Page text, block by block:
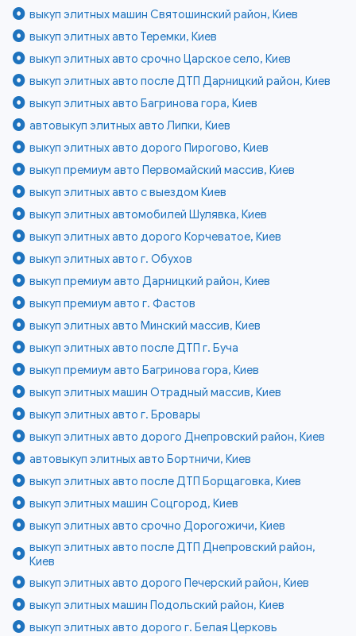
выкуп элитных машин Святошинский район, Киев
выкуп элитных авто Теремки, Киев
выкуп элитных авто срочно Царское село, Киев
выкуп элитных авто после ДТП Дарницкий район, Киев
выкуп элитных авто Багринова гора, Киев
автовыкуп элитных авто Липки, Киев
выкуп элитных авто дорого Пирогово, Киев
выкуп премиум авто Первомайский массив, Киев
выкуп элитных авто с выездом Киев
выкуп элитных автомобилей Шулявка, Киев
выкуп элитных авто дорого Корчеватое, Киев
выкуп элитных авто г. Обухов
выкуп премиум авто Дарницкий район, Киев
выкуп премиум авто г. Фастов
выкуп элитных авто Минский массив, Киев
выкуп элитных авто после ДТП г. Буча
выкуп премиум авто Багринова гора, Киев
выкуп элитных машин Отрадный массив, Киев
выкуп элитных авто г. Бровары
выкуп элитных авто дорого Днепровский район, Киев
автовыкуп элитных авто Бортничи, Киев
выкуп элитных авто после ДТП Борщаговка, Киев
выкуп элитных машин Соцгород, Киев
выкуп элитных авто срочно Дорогожичи, Киев
выкуп элитных авто после ДТП Днепровский район,
Киев
выкуп элитных авто дорого Печерский район, Киев
выкуп элитных машин Подольский район, Киев
выкуп элитных авто дорого г. Белая Церковь